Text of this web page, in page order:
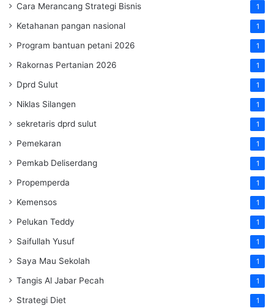
Cara Merancang Strategi Bisnis 1
Ketahanan pangan nasional 1
Program bantuan petani 2026 1
Rakornas Pertanian 2026 1
Dprd Sulut 1
Niklas Silangen 1
sekretaris dprd sulut 1
Pemekaran 1
Pemkab Deliserdang 1
Propemperda 1
Kemensos 1
Pelukan Teddy 1
Saifullah Yusuf 1
Saya Mau Sekolah 1
Tangis Al Jabar Pecah 1
Strategi Diet 1